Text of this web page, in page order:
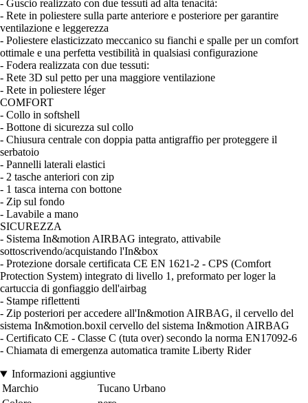
- Guscio realizzato con due tessuti ad alta tenacità:
- Rete in poliestere sulla parte anteriore e posteriore per garantire
ventilazione e leggerezza
- Poliestere elasticizzato meccanico su fianchi e spalle per un comfort
ottimale e una perfetta vestibilità in qualsiasi configurazione
- Fodera realizzata con due tessuti:
- Rete 3D sul petto per una maggiore ventilazione
- Rete in poliestere léger
COMFORT
- Collo in softshell
- Bottone di sicurezza sul collo
- Chiusura centrale con doppia patta antigraffio per proteggere il
serbatoio
- Pannelli laterali elastici
- 2 tasche anteriori con zip
- 1 tasca interna con bottone
- Zip sul fondo
- Lavabile a mano
SICUREZZA
- Sistema In&motion AIRBAG integrato, attivabile
sottoscrivendo/acquistando l'In&box
- Protezione dorsale certificata CE EN 1621-2 - CPS (Comfort
Protection System) integrato di livello 1, preformato per loger la
cartuccia di gonfiaggio dell'airbag
- Stampe riflettenti
- Zip posteriori per accedere all'In&motion AIRBAG, il cervello del
sistema In&motion.boxil cervello del sistema In&motion AIRBAG
- Certificato CE - Classe C (tuta over) secondo la norma EN17092-6
- Chiamata di emergenza automatica tramite Liberty Rider
Informazioni aggiuntive
Marchio
Tucano Urbano